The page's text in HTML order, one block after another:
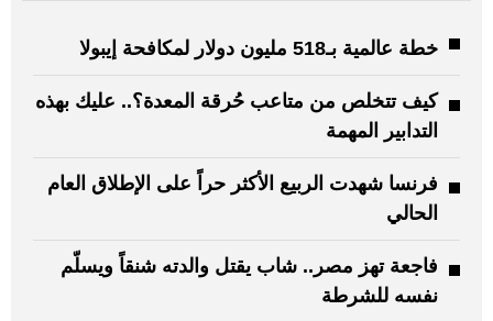
خطة عالمية بـ518 مليون دولار لمكافحة إيبولا
كيف تتخلص من متاعب حُرقة المعدة؟.. عليك بهذه
التدابير المهمة
فرنسا شهدت الربيع الأكثر حراً على الإطلاق العام
الحالي
فاجعة تهز مصر.. شاب يقتل والدته شنقاً ويسلّم
نفسه للشرطة